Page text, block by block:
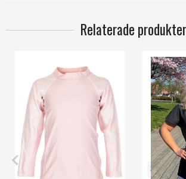
Relaterade produkter
110/116 122/128 36/38 44/